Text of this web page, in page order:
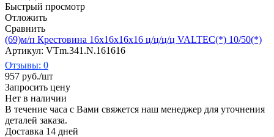
Быстрый просмотр
Отложить
Сравнить
(69)м/п Крестовина 16х16х16х16 ц/ц/ц/ц VALTEC(*) 10/50(*)
Артикул: VTm.341.N.161616
Отзывы: 0
957 руб./шт
Запросить цену
Нет в наличии
В течение часа с Вами свяжется наш менеджер для уточнения
деталей заказа.
Доставка 14 дней